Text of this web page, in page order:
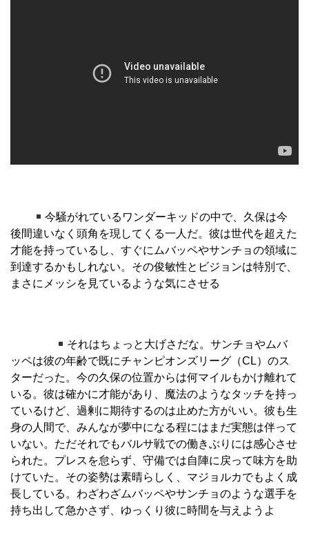
今騒がれているワンダーキッドの中で、久保は今
後間違いなく頭角を現してくる一人だ。彼は世代を超えた
才能を持っているし、すぐにムバッペやサンチョの領域に
到達するかもしれない。その俊敏性とビジョンは特別で、
まさにメッシを見ているような気にさせる
それはちょっと大げさだな。サンチョやムバ
ッペは彼の年齢で既にチャンピオンズリーグ（CL）のス
ターだった。今の久保の位置からは何マイルもかけ離れて
いる。彼は確かに才能があり、魔法のようなタッチを持っ
ているけど、過剰に期待するのは止めた方がいい。彼も生
身の人間で、みんなが夢中になる程にはまだ実態は伴って
いない。ただそれでもバルサ戦での働きぶりには感心させ
られた。プレスを怠らず、守備では自陣に戻って味方を助
けていた。その姿勢は素晴らしく、マジョルカでもよく成
長している。わざわざムバッペやサンチョのような選手を
持ち出して急かさず、ゆっくり彼に時間を与えようよ